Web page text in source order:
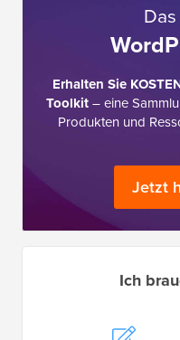
Erhalten Sie
Toolkit– eine
Produkten und
Jetzt
Ich